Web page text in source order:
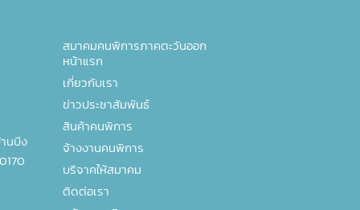
นบึง
สมาคมคนพิการภาคตะวันออก
หน้าแรก
เกี่ยวกับเรา
ข่าวประชาสัมพันธ์
สินค้าคนพิการ
จ้างงานคนพิการ
บริจาคให้สมาคม
ติดต่อเรา